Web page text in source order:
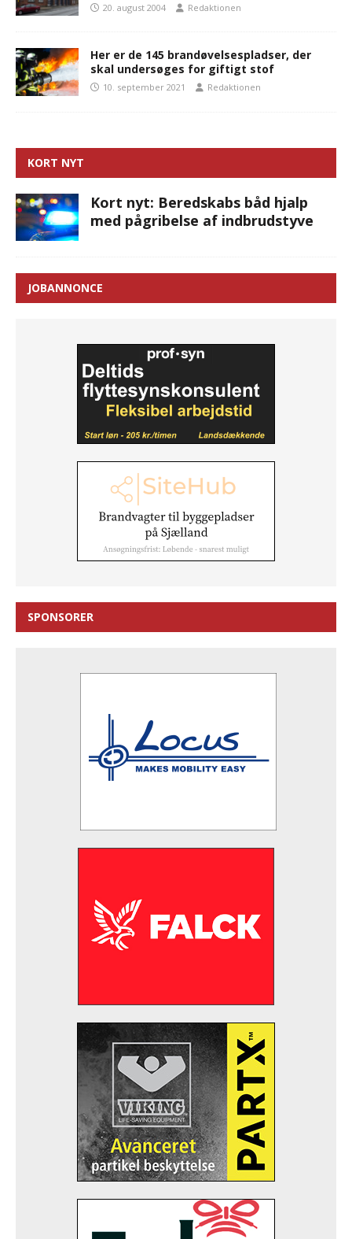
20. august 2004 Redaktionen
Her er de 145 brandøvelsespladser, der
skal undersøges for giftigt stof
10. september 2021 Redaktionen
KORT NYT
Kort nyt: Beredskabs båd hjalp
med pågribelse af indbrudstyve
JOBANNONCE
SPONSORER